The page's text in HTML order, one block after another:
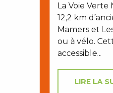
La Voie Verte
12,2 km
Mamers et
ou à vélo.
accessible...
LIRE LA